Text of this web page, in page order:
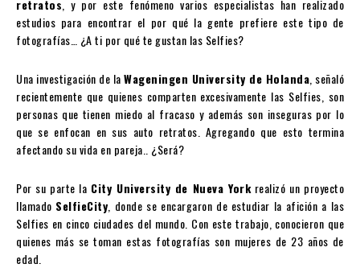
retratos , y por este fenómeno varios especialistas han realizado
estudios para encontrar el por qué la gente prefiere este tipo de
fotografías… ¿A ti por qué te gustan las Selfies?
Una investigación de laWageningen University de Holanda , señaló
recientemente que quienes comparten excesivamente las Selfies, son
personas que tienen miedo al fracaso y además son inseguras por lo
que se enfocan en sus auto retratos. Agregando que esto termina
afectando su vida en pareja.. ¿Será?
Por su parte la City University de Nueva Yorkrealizó un proyecto
llamado SelfieCity , donde se encargaron de estudiar la afición a las
Selfies en cinco ciudades del mundo. Con este trabajo, conocieron que
quienes más se toman estas fotografías son mujeres de 23 años de
edad.